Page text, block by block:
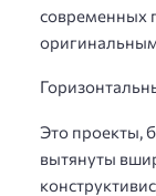
современных
Это проекты,
вытянуты